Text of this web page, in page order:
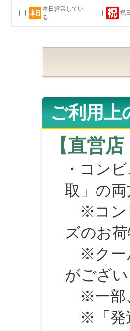
本日営業してい
る
祝
ご利用上
【直営
・コンビ
取」の
※コンビ
ズのお
※クール
がござい
※一部、
※「発送